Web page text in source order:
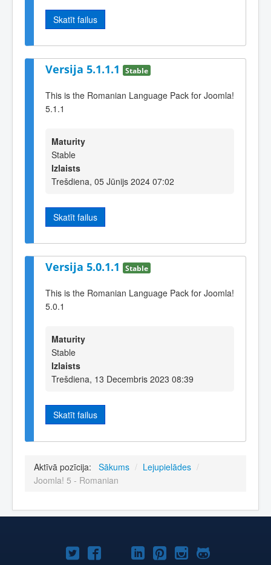
Skatīt failus
Versija 5.1.1.1 Stable
This is the Romanian Language Pack for Joomla!
5.1.1
Maturity
Stable
Izlaists
Trešdiena, 05 Jūnijs 2024 07:02
Skatīt failus
Versija 5.0.1.1 Stable
This is the Romanian Language Pack for Joomla!
5.0.1
Maturity
Stable
Izlaists
Trešdiena, 13 Decembris 2023 08:39
Skatīt failus
Aktīvā pozīcija: Sākums / Lejupielādes /
Joomla! 5 - Romanian
Joomla!Joomla!Joomla!
Joomla!Joomla!
Joomla!Joomla!